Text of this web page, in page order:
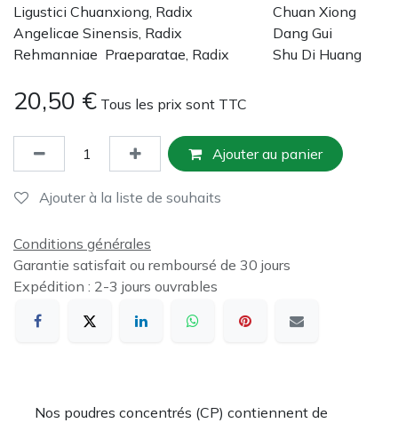
Ligustici Chuanxiong, Radix
Chuan Xiong
Angelicae Sinensis, Radix
Dang Gui
Rehmanniae Praeparatae, Radix
Shu Di Huang
20,50 € Tous les prix sont TTC
Ajouter au panier
Ajouter à la liste de souhaits
Conditions générales
Garantie satisfait ou remboursé de 30 jours
Expédition : 2-3 jours ouvrables
Nos poudres concentrés (CP) contiennent de